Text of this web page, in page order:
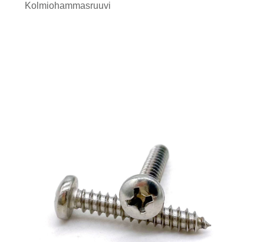
Kolmiohammasruuvi